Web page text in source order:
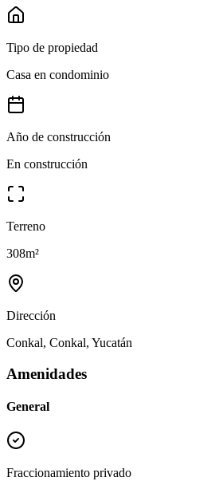
Tipo de propiedad
Casa en condominio
Año de construcción
En construcción
Terreno
308m²
Dirección
Conkal, Conkal, Yucatán
Amenidades
General
Fraccionamiento privado